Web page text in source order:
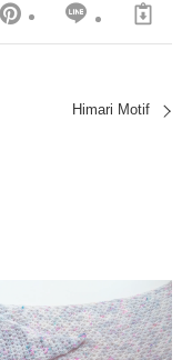
Himari Motif